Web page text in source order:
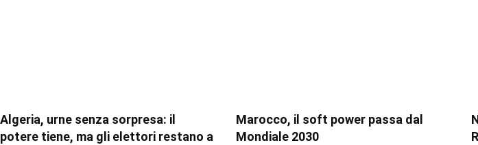
Algeria, urne senza sorpresa: il
potere tiene, ma gli elettori restano a
Marocco, il soft power passa dal
Mondiale 2030